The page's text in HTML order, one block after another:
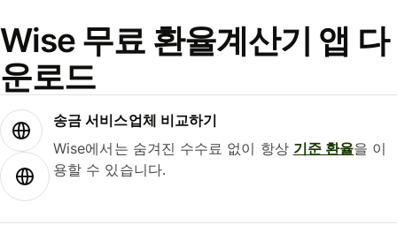
Wise 무료 환율계산기 앱 다
운로드
송금 서비스업체 비교하기
Wise에서는 숨겨진 수수료 없이 항상 기준 환율을 이
용할 수 있습니다.